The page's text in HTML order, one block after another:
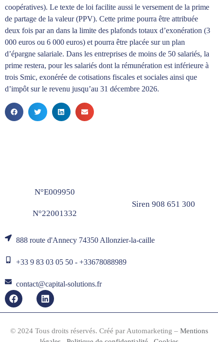
coopératives). Le texte de loi facilite aussi le versement de la prime
de partage de la valeur (PPV). Cette prime pourra être attribuée
deux fois par an dans la limite des plafonds totaux d’exonération (3
000 euros ou 6 000 euros) et pourra être placée sur un plan
d’épargne salariale. Dans les entreprises de moins de 50 salariés, la
prime restera, pour les salariés dont la rémunération est inférieure à
trois Smic, exonérée de cotisations fiscales et sociales ainsi que
d’impôt sur le revenu jusqu’au 31 décembre 2026.
N°E009950
N°22001332
Siren 908 651 300
888 route d'Annecy 74350 Allonzier-la-caille
+33 9 83 03 05 50 - +33678088989
contact@capital-solutions.fr
© 2024 Tous droits réservés. Créé par Automarketing – Mentions